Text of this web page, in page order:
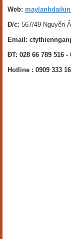
Web:
Đ/c: 567/49 Nguyễn
Email:
ĐT: 028 66 789 516 -
Hotline : 0909 333